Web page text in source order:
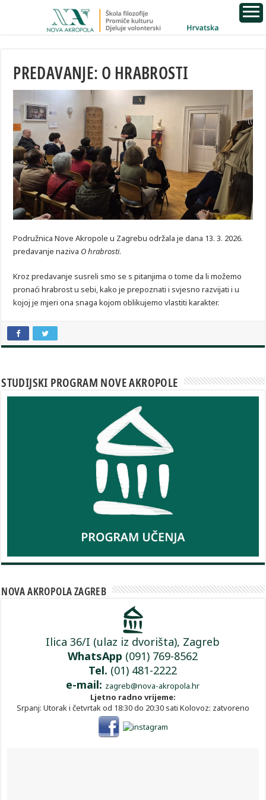
PREDAVANJE: O HRABROSTI
Podružnica Nove Akropole u Zagrebu održala je dana 13. 3. 2026.
predavanje naziva O hrabrosti.
Kroz predavanje susreli smo se s pitanjima o tome da li možemo
pronaći hrabrost u sebi, kako je prepoznati i svjesno razvijati i u
kojoj je mjeri ona snaga kojom oblikujemo vlastiti karakter.
STUDIJSKI PROGRAM NOVE AKROPOLE
NOVA AKROPOLA ZAGREB
Ilica 36/I (ulaz iz dvorišta), Zagreb
WhatsApp (091) 769-8562
Tel. (01) 481-2222
e-mail: zagreb@nova-akropola.hr
Ljetno radno vrijeme:
Srpanj: Utorak i četvrtak od 18:30 do 20:30 sati Kolovoz: zatvoreno